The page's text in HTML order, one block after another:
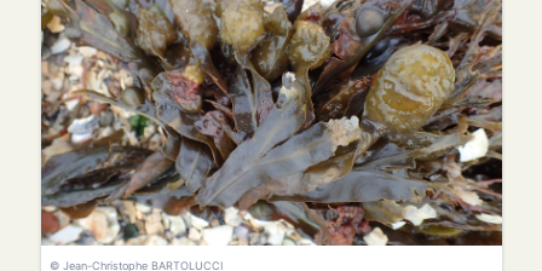
© Jean-Christophe BARTOLUCCI